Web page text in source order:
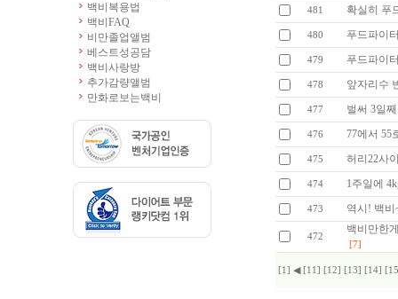
백비복용법
백비FAQ
비만졸업앨범
베스트성공담
백비사랑방
추가감량앨범
만화로보는백비
481 확실히 푸
480 푸드파이
479 푸드파이
478 앞자리수
477 벌써 3일
476 77에서 55
475 허리22사
474 1주일에
473 역시! 백
472
백비만한
[7]
[1] ◀ [11] [12] [13] [14]